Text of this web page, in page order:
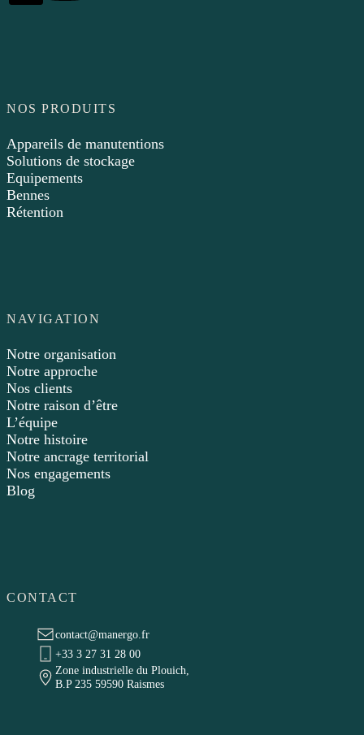
NOS PRODUITS
Appareils de manutentions
Solutions de stockage
Equipements
Bennes
Rétention
NAVIGATION
Notre organisation
Notre approche
Nos clients
Notre raison d’être
L’équipe
Notre histoire
Notre ancrage territorial
Nos engagements
Blog
CONTACT
contact@manergo.fr
+33 3 27 31 28 00
Zone industrielle du Plouich,
B.P 235 59590 Raismes